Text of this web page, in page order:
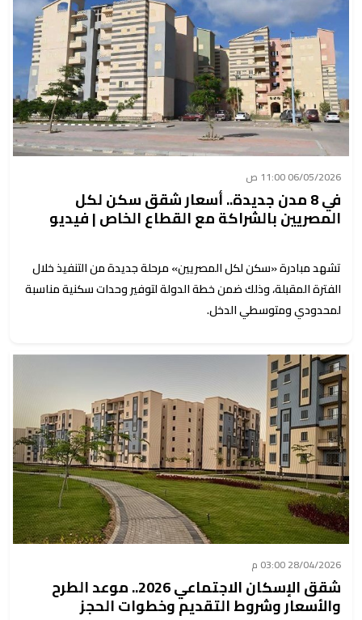
06/05/2026 11:00 ص
في 8 مدن جديدة.. أسعار شقق سكن لكل
المصريين بالشراكة مع القطاع الخاص | فيديو
تشهد مبادرة «سكن لكل المصريين» مرحلة جديدة من التنفيذ خلال
الفترة المقبلة، وذلك ضمن خطة الدولة لتوفير وحدات سكنية مناسبة
لمحدودي ومتوسطي الدخل.
28/04/2026 03:00 م
شقق الإسكان الاجتماعي 2026.. موعد الطرح
والأسعار وشروط التقديم وخطوات الحجز